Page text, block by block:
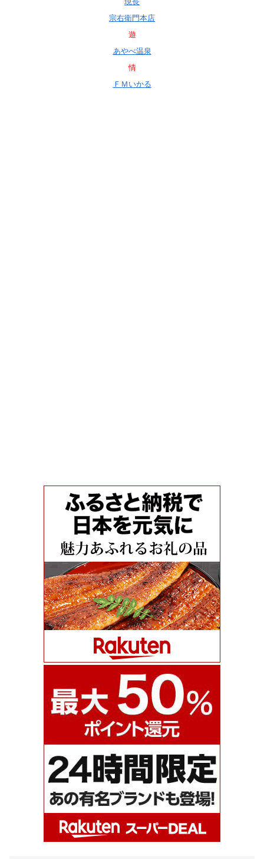
宗右衛門本店
遊
あやべ温泉
情
ＦＭいかる